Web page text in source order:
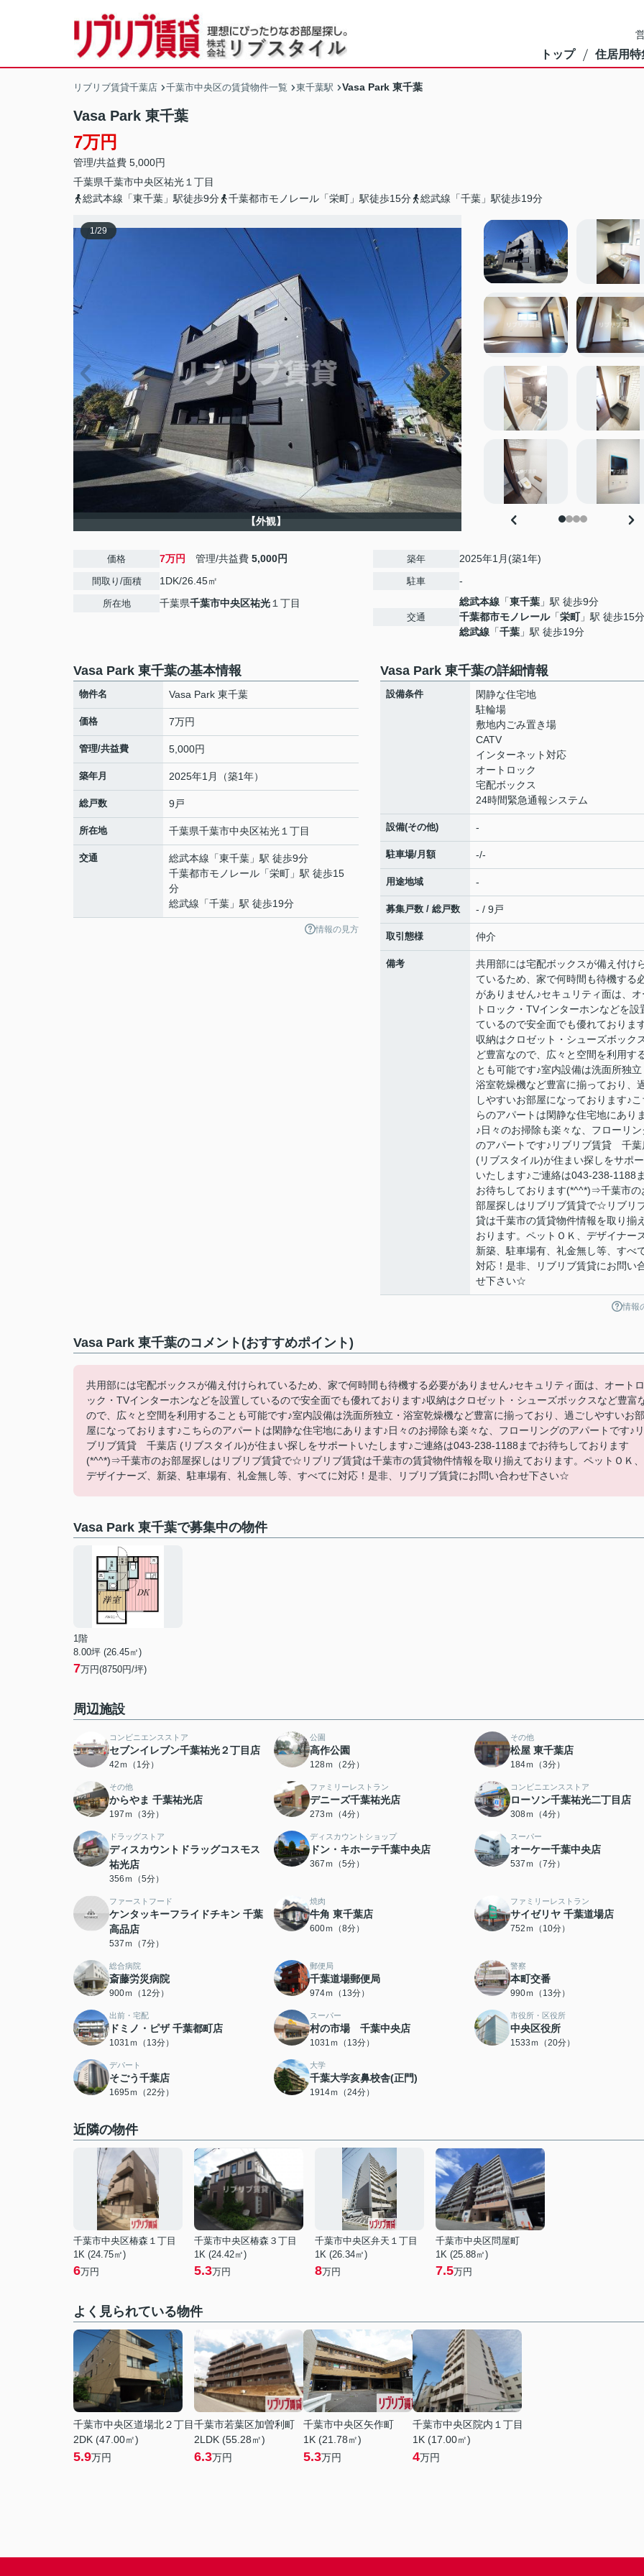
トップ 住居用特
リブリブ賃貸千葉店 千葉市中央区の賃貸物件一覧 東千葉駅 Vasa Park 東千葉
Vasa Park 東千葉
7万円
管理/共益費 5,000円
千葉県千葉市中央区祐光 １丁目
総武本線「東千葉」駅徒歩9分
千葉都市モノレール「栄町」駅徒歩15分 総武線「千葉」駅徒歩19分
1/29
【外観】
価格 7万円 管理/共益費 5,000円
間取り/面積 1DK/26.45㎡
所在地 千葉県千葉市中央区祐光 １丁目
築年 2025年1月(築1年)
駐車 -
交通
総武本線 「東千葉 」駅 徒歩9分
千葉都市モノレール「栄町」駅 徒歩15分
総武線 「千葉 」駅 徒歩19分
Vasa Park 東千葉の基本情報
物件名 Vasa Park 東千葉
価格 7万円
管理/共益費 5,000円
築年月 2025年1月（築1年）
総戸数 9戸
所在地 千葉県千葉市中央区祐光 １丁目
交通 総武本線 「東千葉 」駅 徒歩9分
千葉都市モノレール 「栄町 」駅 徒歩15
分
総武線 「千葉 」駅 徒歩19分
情報の見方
Vasa Park 東千葉の詳細情報
設備条件
閑静な住宅地
駐輪場
敷地内ごみ置き場
CATV
インターネット対応
オートロック
宅配ボックス
24時間緊急通報システム
設備(その他) -
駐車場/月額 -/-
用途地域 -
募集戸数 / 総戸数 - / 9戸
取引態様 仲介
備考
共用部には宅配ボックスが備え付け
ているため、家で何時間も待機する
がありません♪セキュリティ面は、オ
トロック・TVインターホンなどを設
ているので安全面でも優れておりま
収納はクロゼット・シューズボック
ど豊富なので、広々と空間を利用す
とも可能です♪室内設備は洗面所独立
浴室乾燥機など豊富に揃っており、
しやすいお部屋になっております♪こ
らのアパートは閑静な住宅地にあり
♪日々のお掃除も楽々な、フローリン
のアパートです♪リブリブ賃貸 千葉
(リブスタイル)が住まい探しをサポ
いたします♪ご連絡は043-238-1188
お待ちしております(*^^*)⇒千葉市の
部屋探しはリブリブ賃貸で☆リブリ
貸は千葉市の賃貸物件情報を取り揃
おります。ペットＯＫ、デザイナー
新築、駐車場有、礼金無し等、すべ
対応！是非、リブリブ賃貸にお問い
せ下さい☆
情報
Vasa Park 東千葉のコメント(おすすめポイント)
共用部には宅配ボックスが備え付けられているため、家で何時間も待機する必要がありません♪セキュリティ面は、オートロ
ック・TVインターホンなどを設置しているので安全面でも優れております♪収納はクロゼット・シューズボックスなど豊富
ので、広々と空間を利用することも可能です♪室内設備は洗面所独立・浴室乾燥機など豊富に揃っており、過ごしやすいお部
屋になっております♪こちらのアパートは閑静な住宅地にあります♪日々のお掃除も楽々な、フローリングのアパートです♪リ
ブリブ賃貸 千葉店 (リブスタイル)が住まい探しをサポートいたします♪ご連絡は043-238-1188までお待ちしております
(*^^*)⇒千葉市のお部屋探しはリブリブ賃貸で☆リブリブ賃貸は千葉市の賃貸物件情報を取り揃えております。ペットＯＫ、
デザイナーズ、新築、駐車場有、礼金無し等、すべてに対応！是非、リブリブ賃貸にお問い合わせ下さい☆
Vasa Park 東千葉で募集中の物件
1階
8.00坪 (26.45㎡)
7万円(8750円/坪)
周辺施設
コンビニエンスストア
セブンイレブン千葉祐光２丁目店
42ｍ（1分）
公園
高作公園
128ｍ（2分）
その他
松屋 東千葉店
184ｍ（3分）
その他
からやま 千葉祐光店
197ｍ（3分）
ファミリーレストラン
デニーズ千葉祐光店
273ｍ（4分）
コンビニエンスストア
ローソン千葉祐光二丁目店
308ｍ（4分）
ドラッグストア
ディスカウントドラッグコスモス
祐光店
356ｍ（5分）
ディスカウントショップ
ドン・キホーテ千葉中央店
367ｍ（5分）
スーパー
オーケー千葉中央店
537ｍ（7分）
ファーストフード
ケンタッキーフライドチキン 千葉
高品店
537ｍ（7分）
焼肉
牛角 東千葉店
600ｍ（8分）
ファミリーレストラン
サイゼリヤ 千葉道場店
752ｍ（10分）
総合病院
斎藤労災病院
900ｍ（12分）
郵便局
千葉道場郵便局
974ｍ（13分）
警察
本町交番
990ｍ（13分）
出前・宅配
ドミノ・ピザ 千葉都町店
1031ｍ（13分）
スーパー
村の市場 千葉中央店
1031ｍ（13分）
市役所・区役所
中央区役所
1533ｍ（20分）
デパート
そごう千葉店
1695ｍ（22分）
大学
千葉大学亥鼻校舎(正門)
1914ｍ（24分）
近隣の物件
千葉市中央区椿森１丁目
1K (24.75㎡)
6万円
千葉市中央区椿森３丁目
1K (24.42㎡)
5.3万円
千葉市中央区弁天１丁目
1K (26.34㎡)
8万円
千葉市中央区問屋町
1K (25.88㎡)
7.5万円
よく見られている物件
千葉市中央区道場北２丁目
2DK (47.00㎡)
5.9万円
千葉市若葉区加曽利町
2LDK (55.28㎡)
6.3万円
千葉市中央区矢作町
1K (21.78㎡)
5.3万円
千葉市中央区院内１丁目
1K (17.00㎡)
4万円